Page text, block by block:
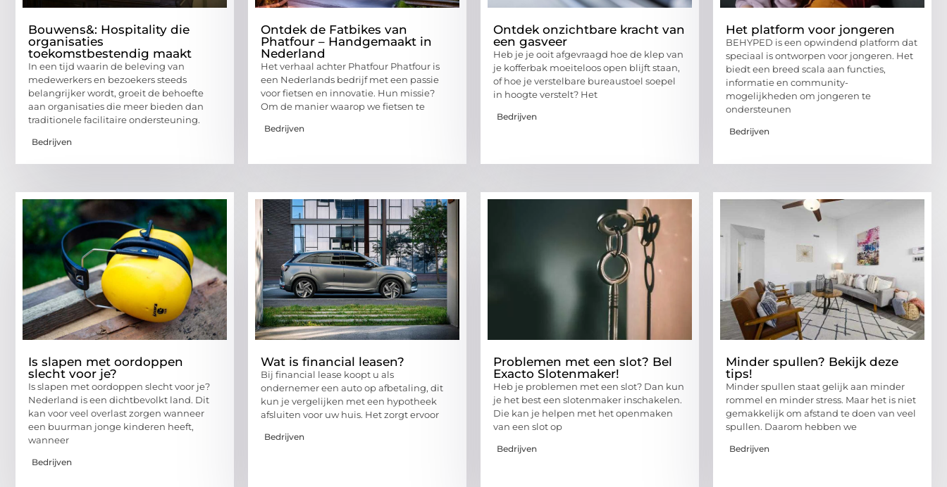
Bouwens&: Hospitality die
organisaties
toekomstbestendig maakt
In een tijd waarin de beleving van
medewerkers en bezoekers steeds
belangrijker wordt, groeit de behoefte
aan organisaties die meer bieden dan
traditionele facilitaire ondersteuning.
Bedrijven
Ontdek de Fatbikes van
Phatfour – Handgemaakt in
Nederland
Het verhaal achter Phatfour Phatfour is
een Nederlands bedrijf met een passie
voor fietsen en innovatie. Hun missie?
Om de manier waarop we fietsen te
Bedrijven
Ontdek onzichtbare kracht van
een gasveer
Heb je je ooit afgevraagd hoe de klep van
je kofferbak moeiteloos open blijft staan,
of hoe je verstelbare bureaustoel soepel
in hoogte verstelt? Het
Bedrijven
Het platform voor jongeren
BEHYPED is een opwindend platform dat
speciaal is ontworpen voor jongeren. Het
biedt een breed scala aan functies,
informatie en community-
mogelijkheden om jongeren te
ondersteunen
Bedrijven
Is slapen met oordoppen
slecht voor je?
Is slapen met oordoppen slecht voor je?
Nederland is een dichtbevolkt land. Dit
kan voor veel overlast zorgen wanneer
een buurman jonge kinderen heeft,
wanneer
Bedrijven
Wat is financial leasen?
Bij financial lease koopt u als
ondernemer een auto op afbetaling, dit
kun je vergelijken met een hypotheek
afsluiten voor uw huis. Het zorgt ervoor
Bedrijven
Problemen met een slot? Bel
Exacto Slotenmaker!
Heb je problemen met een slot? Dan kun
je het best een slotenmaker inschakelen.
Die kan je helpen met het openmaken
van een slot op
Bedrijven
Minder spullen? Bekijk deze
tips!
Minder spullen staat gelijk aan minder
rommel en minder stress. Maar het is niet
gemakkelijk om afstand te doen van veel
spullen. Daarom hebben we
Bedrijven